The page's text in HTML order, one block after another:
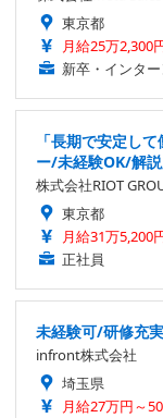
東京都
月給25万2,300
新卒・インタ
「長期で安定し
ー/未経験OK/解
株式会社RIOT
東京都
月給31万5,200
正社員
未経験可/研修充
infront株式会社
埼玉県
月給27万円～